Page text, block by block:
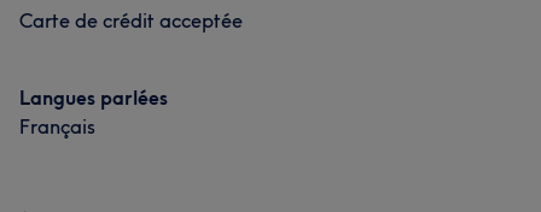
Carte de crédit acceptée
Langues parlées
Français